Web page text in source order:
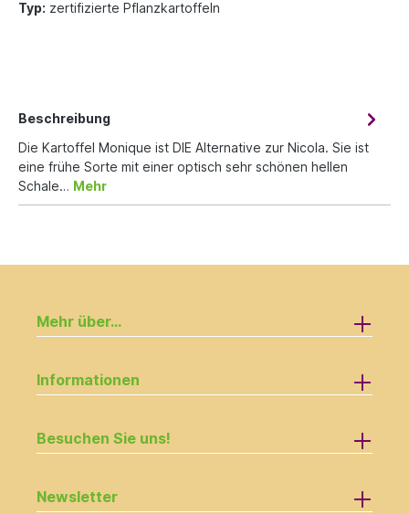
Typ: zertifizierte Pflanzkartoffeln
Beschreibung
Die Kartoffel Monique ist DIE Alternative zur Nicola. Sie ist
eine frühe Sorte mit einer optisch sehr schönen hellen
Schale… Mehr
Mehr über...
Informationen
Besuchen Sie uns!
Newsletter